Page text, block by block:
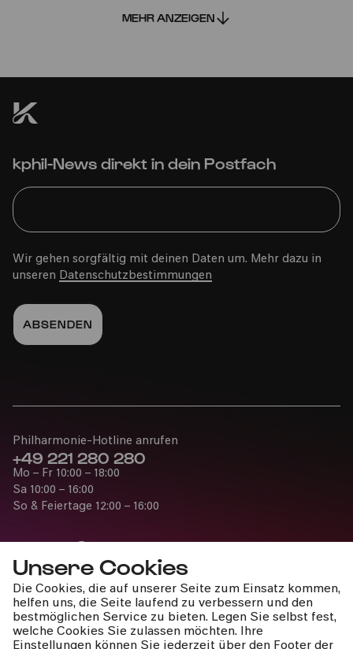
Unsere Cookies
Die Cookies, die auf unserer Seite zum Einsatz kommen,
helfen uns, die Seite laufend zu verbessern und den
bestmöglichen Service zu bieten. Legen Sie selbst fest,
welche Cookies Sie zulassen möchten. Ihre
Einstellungen können Sie jederzeit über den Footer der
15:00
Bürgerzentrum Engelshof e. V.
PhilharmonieVeedel Baby
»Ganges – Zauber indischer
Klänge«
Di
15:00
Bürgerhaus Kalk
PhilharmonieVeedel Baby
»Ganges – Zauber indischer
MEHR ANZEIGEN
kphil-News direkt in dein Postfach
Wir gehen sorgfältig mit deinen Daten um. Mehr dazu in
unseren Datenschutzbestimmungen
Presse
Jobs
News
Philharmonie-Hotline anrufen
+49 221 280 280
Mo – Fr 10:00 – 18:00
Sa 10:00 – 16:00
So & Feiertage 12:00 – 16:00